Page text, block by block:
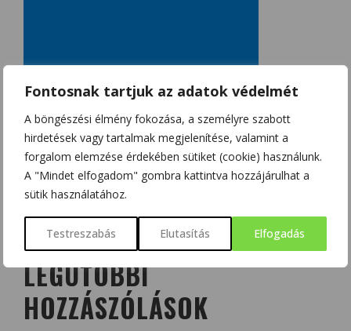
Fontosnak tartjuk az adatok védelmét
A böngészési élmény fokozása, a személyre szabott
hirdetések vagy tartalmak megjelenítése, valamint a
forgalom elemzése érdekében sütiket (cookie) használunk.
A "Mindet elfogadom" gombra kattintva hozzájárulhat a
sütik használatához.
Testreszabás Elutasítás Elfogadás
LEGUTÓBBI
HOZZÁSZÓLÁSOK